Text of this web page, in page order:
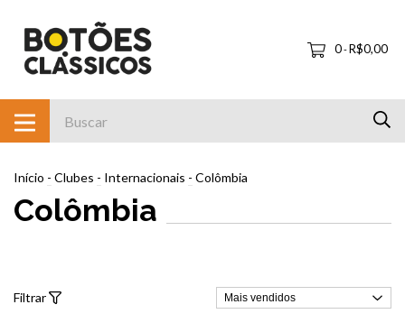
0-R$0,00
Início - Clubes - Internacionais - Colômbia
Colômbia
Filtrar